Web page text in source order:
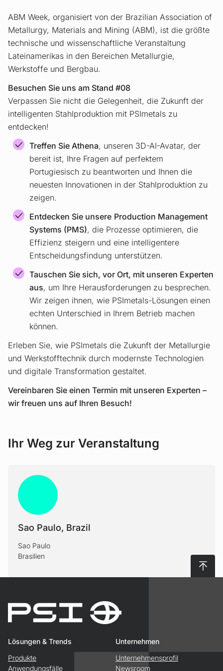
ABM Week, organisiert von der Brazilian Association of
Metallurgy, Materials and Mining (ABM), ist die größte
technische und wissenschaftliche Veranstaltung
Lateinamerikas in den Bereichen Metallurgie,
Werkstoffe und Bergbau.
Besuchen Sie uns am Stand #08
Verpassen Sie nicht die Gelegenheit, die Zukunft der
intelligenten Stahlproduktion mit PSImetals zu
entdecken!
Treffen Sie Athena, unseren 3D-AI-Avatar, der
bereit ist, Ihre Fragen auf perfektem
Portugiesisch zu beantworten und Ihnen die
neuesten Innovationen in der Stahlproduktion zu
zeigen.
Entdecken Sie unsere Production Management
Systems (PMS), die Prozesse optimieren, die
Effizienz steigern und eine intelligentere
Entscheidungsfindung unterstützen.
Tauschen Sie sich, vor Ort, mit unseren Experten
aus, um Ihre Herausforderungen zu besprechen.
Wir zeigen ihnen, wie PSImetals-Lösungen einen
echten Unterschied in Ihrem Betrieb machen
können.
Erleben Sie, wie PSImetals die Zukunft der Metallurgie
und Werkstofftechnik durch modernste Technologien
und digitale Transformation gestaltet.
Vereinbaren Sie einen Termin mit unseren Experten –
wir freuen uns auf Ihren Besuch!
Ihr Weg zur Veranstaltung
Sao Paulo, Brazil
Sao Paulo
Brasilien
Lösungen & Trends
Produkte
Anwendungsfälle
Unternehmen
Unternehmensprofil
Newsroom
Nach